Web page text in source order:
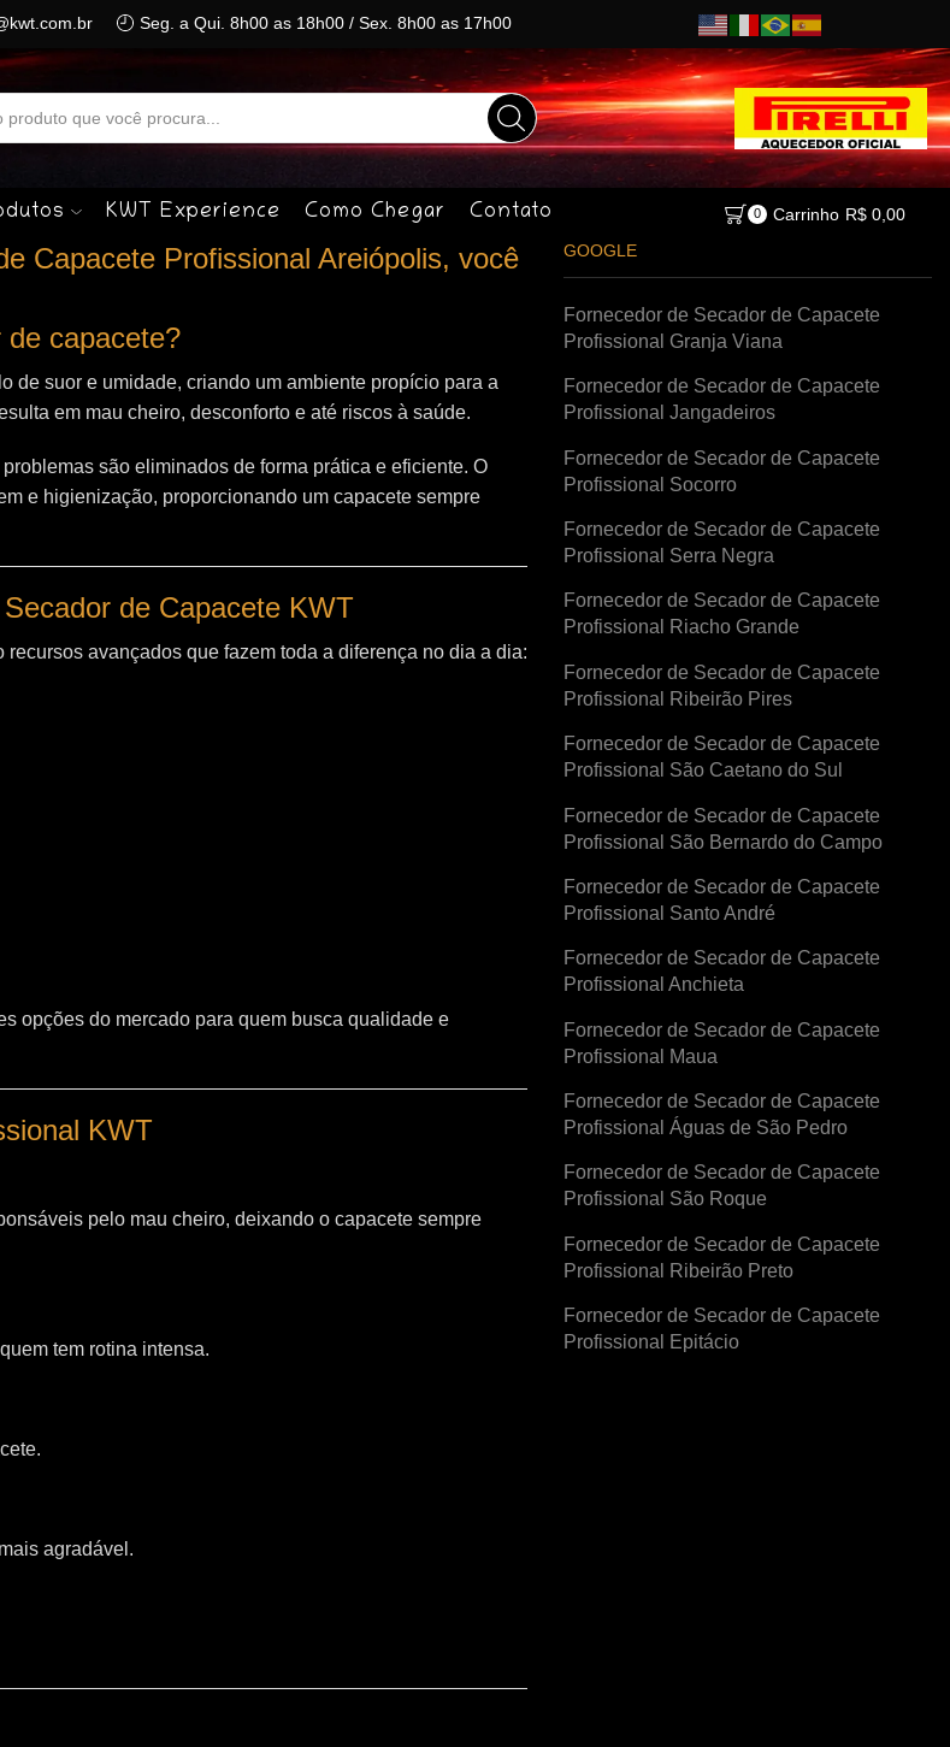
Seg. a Qui. 8h00 as 18h00 / Sex. 8h00 as 17h00
Search
input
KWT Experience Como Chegar Contato 0 Carrinho R$0,00
Capacete Profissional Areiópolis, você
de capacete?
de suor e umidade, criando um ambiente propício para a
em mau cheiro, desconforto e até riscos à saúde.
são eliminados de forma prática e eficiente. O
e higienização, proporcionando um capacete sempre
de Capacete KWT
avançados que fazem toda a diferença no dia a dia:
opções do mercado para quem busca qualidade e
KWT
pelo mau cheiro, deixando o capacete sempre
tem rotina intensa.
agradável.
GOOGLE
Fornecedor de Secador de Capacete
Profissional Granja Viana
Fornecedor de Secador de Capacete
Profissional Jangadeiros
Fornecedor de Secador de Capacete
Profissional Socorro
Fornecedor de Secador de Capacete
Profissional Serra Negra
Fornecedor de Secador de Capacete
Profissional Riacho Grande
Fornecedor de Secador de Capacete
Profissional Ribeirão Pires
Fornecedor de Secador de Capacete
Profissional São Caetano do Sul
Fornecedor de Secador de Capacete
Profissional São Bernardo do Campo
Fornecedor de Secador de Capacete
Profissional Santo André
Fornecedor de Secador de Capacete
Profissional Anchieta
Fornecedor de Secador de Capacete
Profissional Maua
Fornecedor de Secador de Capacete
Profissional Águas de São Pedro
Fornecedor de Secador de Capacete
Profissional São Roque
Fornecedor de Secador de Capacete
Profissional Ribeirão Preto
Fornecedor de Secador de Capacete
Profissional Epitácio